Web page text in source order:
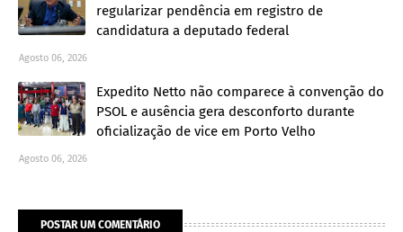
regularizar pendência em registro de
candidatura a deputado federal
Agosto 06, 2026
Expedito Netto não comparece à convenção do
PSOL e ausência gera desconforto durante
oficialização de vice em Porto Velho
Agosto 06, 2026
POSTAR UM COMENTÁRIO